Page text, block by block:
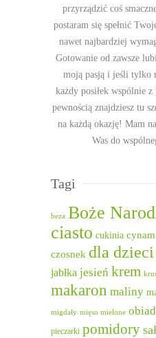
przyrządzić coś
postaram się spełnić
nawet najbardziej
Gotowanie od zawsze
moją pasją i jeśli tylko
każdy posiłek wspólnie
pewnością znajdziesz tu
na każdą okazję! Mam
Was do
Tagi
beza Boże
ciasto cukinia
czosnek dla dzieci
jabłka jesień krem
makaron maliny
migdały mięso mielone obiad
pieczarki pomidory